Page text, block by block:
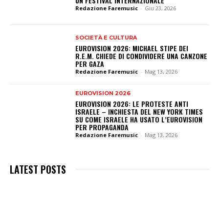
Redazione Faremusic - Giu 23, 2026
SOCIETÀ E CULTURA
EUROVISION 2026: MICHAEL STIPE DEI
R.E.M. CHIEDE DI CONDIVIDERE UNA CANZONE
PER GAZA
Redazione Faremusic - Mag 13, 2026
EUROVISION 2026
EUROVISION 2026: LE PROTESTE ANTI
ISRAELE – INCHIESTA DEL NEW YORK TIMES
SU COME ISRAELE HA USATO L’EUROVISION
PER PROPAGANDA
Redazione Faremusic - Mag 13, 2026
LATEST POSTS